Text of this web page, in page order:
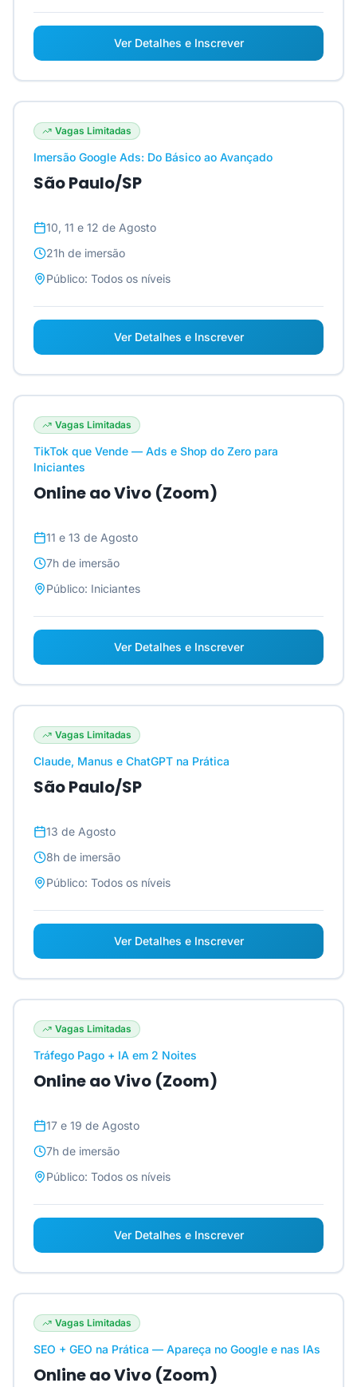
Ver Detalhes e Inscrever
Vagas Limitadas
Imersão Google Ads: Do Básico ao Avançado
São Paulo/SP
10, 11 e 12 de Agosto
21h de imersão
Público: Todos os níveis
Ver Detalhes e Inscrever
Vagas Limitadas
TikTok que Vende — Ads e Shop do Zero para
Iniciantes
Online ao Vivo (Zoom)
11 e 13 de Agosto
7h de imersão
Público: Iniciantes
Ver Detalhes e Inscrever
Vagas Limitadas
Claude, Manus e ChatGPT na Prática
São Paulo/SP
13 de Agosto
8h de imersão
Público: Todos os níveis
Ver Detalhes e Inscrever
Vagas Limitadas
Tráfego Pago + IA em 2 Noites
Online ao Vivo (Zoom)
17 e 19 de Agosto
7h de imersão
Público: Todos os níveis
Ver Detalhes e Inscrever
Vagas Limitadas
SEO + GEO na Prática — Apareça no Google e nas IAs
Online ao Vivo (Zoom)